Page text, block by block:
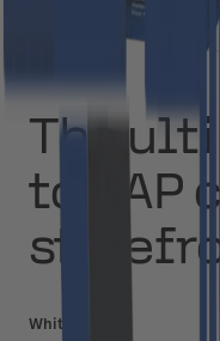
The
to SAP
White Paper